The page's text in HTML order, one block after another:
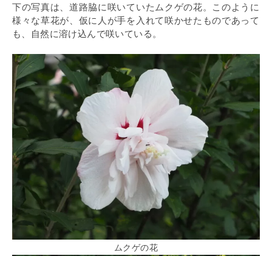
下の写真は、道路脇に咲いていたムクゲの花。このように
様々な草花が、仮に人が手を入れて咲かせたものであって
も、自然に溶け込んで咲いている。
ムクゲの花